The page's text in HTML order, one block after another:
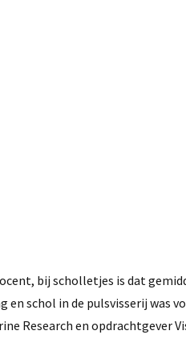
bij scholletjes is dat
schol in de pulsvisserij was
Research en opdrachtgever